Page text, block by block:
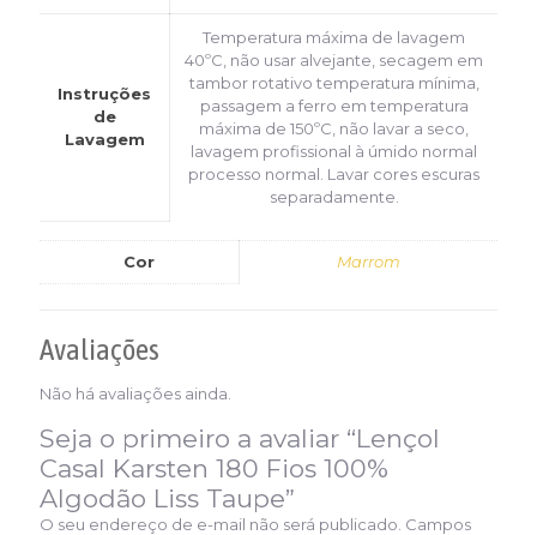
Instruções
de
Lavagem
Temperatura máxima de lavagem
40ºC, não usar alvejante, secagem em
tambor rotativo temperatura mínima,
passagem a ferro em temperatura
máxima de 150ºC, não lavar a seco,
lavagem profissional à úmido normal
processo normal. Lavar cores escuras
separadamente.
Cor Marrom
Avaliações
Não há avaliações ainda.
Seja o primeiro a avaliar “Lençol
Casal Karsten 180 Fios 100%
Algodão Liss Taupe”
O seu endereço de e-mail não será publicado. Campos